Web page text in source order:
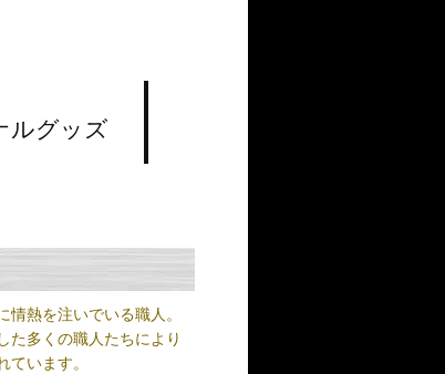
ルグッズ
情熱を注いでいる職人。
た多くの職人たちにより
ています。